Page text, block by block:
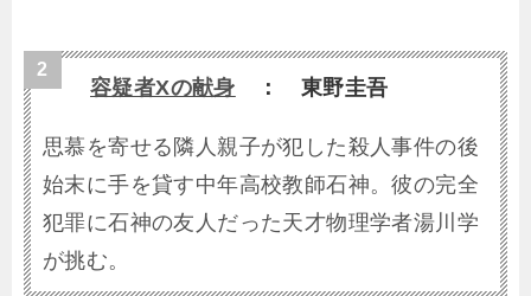
容疑者Xの献身 ： 東野圭吾
思慕を寄せる隣人親子が犯した殺人事件の後
始末に手を貸す中年高校教師石神。彼の完全
犯罪に石神の友人だった天才物理学者湯川学
が挑む。